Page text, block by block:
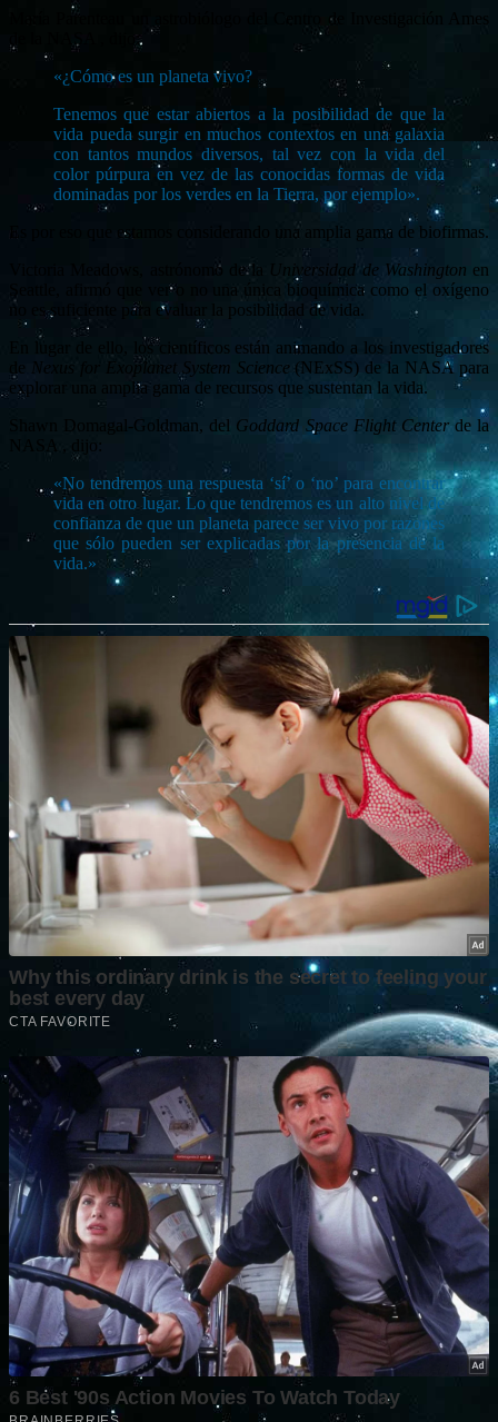
María Parenteau un astrobiólogo del Centro de Investigación Ames
de la NASA , dijo:
«¿Cómo es un planeta vivo?
Tenemos que estar abiertos a la posibilidad de que la
vida pueda surgir en muchos contextos en una galaxia
con tantos mundos diversos, tal vez con la vida del
color púrpura en vez de las conocidas formas de vida
dominadas por los verdes en la Tierra, por ejemplo».
Es por eso que estamos considerando una amplia gama de biofirmas.
Victoria Meadows, astrónomo de la
Universidad de Washington en
Seattle, afirmó que ver o no una única bioquímica como el oxígeno
no es suficiente para evaluar la posibilidad de vida.
En lugar de ello, los científicos están animando a los investigadores
de Nexus for Exoplanet System Science(NExSS) de la NASA para
explorar una amplia gama de recursos que sustentan la vida.
Shawn Domagal-Goldman, del Goddard Space Flight Centerde la
NASA , dijo:
«No tendremos una respuesta ‘sí’ o ‘no’ para encontrar
vida en otro lugar. Lo que tendremos es un alto nivel de
confianza de que un planeta parece ser vivo por razones
que sólo pueden ser explicadas por la presencia de la
vida.»